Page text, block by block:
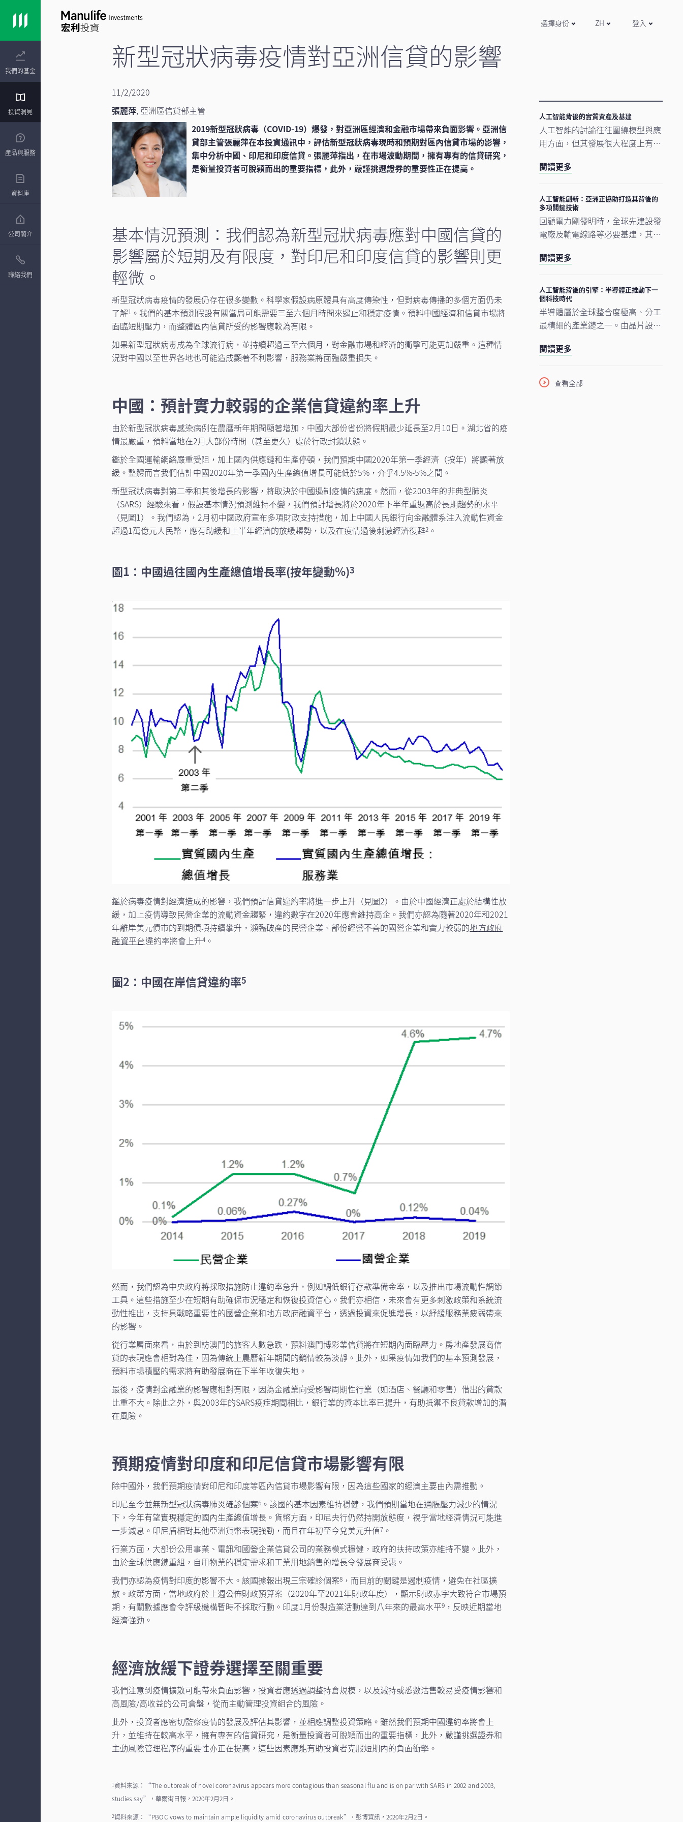
我們的基金
投資洞見
產品與服務
資料庫
公司簡介
聯絡我們
選擇身份 ZH 登入
新型冠狀病毒疫情對亞洲信貸的影響
11/2/2020
張麗萍, 亞洲區信貸部主管
2019新型冠狀病毒（COVID-19）爆發，對亞洲區經濟和金融市場帶來負面影響。亞洲信
貸部主管張麗萍在本投資通訊中，評估新型冠狀病毒現時和預期對區內信貸市場的影響，
集中分析中國、印尼和印度信貸。張麗萍指出，在市場波動期間，擁有專有的信貸研究，
是衡量投資者可脫穎而出的重要指標，此外，嚴謹挑選證券的重要性正在提高。
基本情況預測：我們認為新型冠狀病毒應對中國信貸的
影響屬於短期及有限度，對印尼和印度信貸的影響則更
輕微。
新型冠狀病毒疫情的發展仍存在很多變數。科學家假設病原體具有高度傳染性，但對病毒傳播的多個方面仍未
了解1 。我們的基本預測假設有關當局可能需要三至六個月時間來遏止和穩定疫情。預料中國經濟和信貸市場將
面臨短期壓力，而整體區內信貸所受的影響應較為有限。
如果新型冠狀病毒成為全球流行病，並持續超過三至六個月，對金融市場和經濟的衝擊可能更加嚴重。這種情
況對中國以至世界各地也可能造成顯著不利影響，服務業將面臨嚴重損失。
中國：預計實力較弱的企業信貸違約率上升
由於新型冠狀病毒感染病例在農曆新年期間顯著增加，中國大部份省份將假期最少延長至2月10日。湖北省的疫
情最嚴重，預料當地在2月大部份時間（甚至更久）處於行政封鎖狀態。
鑑於全國運輸網絡嚴重受阻，加上國內供應鏈和生產停頓，我們預期中國2020年第一季經濟（按年）將顯著放
緩。整體而言我們估計中國2020年第一季國內生產總值增長可能低於5%，介乎4.5%-5%之間。
新型冠狀病毒對第二季和其後增長的影響，將取決於中國遏制疫情的速度。然而，從2003年的非典型肺炎
（SARS）經驗來看，假設基本情況預測維持不變，我們預計增長將於2020年下半年重返高於長期趨勢的水平
（見圖1）。我們認為，2月初中國政府宣布多項財政支持措施，加上中國人民銀行向金融體系注入流動性資金
超過1萬億元人民幣，應有助緩和上半年經濟的放緩趨勢，以及在疫情過後刺激經濟復甦2 。
人工智能背後的實質資產及基建
人工智能的討論往往圍繞模型與應
用方面，但其發展很大程度上有賴
及原材料等實質資產構成支撐人工
因素重塑投資格局，實質資產逐漸
成為推動人工智能建設的支柱。
閱讀更多
人工智能創新：亞洲正協助打造其背後的
多項關鍵技術
回顧電力剛發明時，全球先建設發
電廠及輸電線路等必要基建，其後
發展正經歷類似過程。現時企業對
資，正為人工智能應用在未來數年
逐步擴展奠下基礎。在我們看來，
市場討論焦點正愈來愈由「人工智
能採用能否延續」轉向「支撐人工
建」。在這個發展進程中，亞洲看
閱讀更多
人工智能背後的引擎：半導體正推動下一
個科技時代
半導體屬於全球整合度極高、分工
最精細的產業鏈之一。由晶片設
化，單是一枚智能手機晶片的生產
國家，為企業、消費者及投資者帶
來龐大機遇。隨着半導體愈來愈成
閱讀更多
查看全部
圖1：中國過往國內生產總值增長率(按年變動%)3
鑑於病毒疫情對經濟造成的影響，我們預計信貸違約率將進一步上升（見圖2）。由於中國經濟正處於結構性放
緩，加上疫情導致民營企業的流動資金趨緊，違約數字在2020年應會維持高企。我們亦認為隨著2020年和2021
年離岸美元債市的到期債項持續攀升，瀕臨破產的民營企業、部份經營不善的國營企業和實力較弱的地方政府
融資平台違約率將會上升4。
圖2：中國在岸信貸違約率5
然而，我們認為中央政府將採取措施防止違約率急升，例如調低銀行存款準備金率，以及推出市場流動性調節
工具。這些措施至少在短期有助確保市況穩定和恢復投資信心。我們亦相信，未來會有更多刺激政策和系統流
動性推出，支持具戰略重要性的國營企業和地方政府融資平台，透過投資來促進增長，以紓緩服務業疲弱帶來
的影響。
從行業層面來看，由於到訪澳門的旅客人數急跌，預料澳門博彩業信貸將在短期內面臨壓力。房地產發展商信
貸的表現應會相對為佳，因為傳統上農曆新年期間的銷情較為淡靜。此外，如果疫情如我們的基本預測發展，
預料市場積壓的需求將有助發展商在下半年收復失地。
最後，疫情對金融業的影響應相對有限，因為金融業向受影響周期性行業（如酒店、餐廳和零售）借出的貸款
比重不大。除此之外，與2003年的SARS疫症期間相比，銀行業的資本比率已提升，有助抵禦不良貸款增加的潛
在風險。
預期疫情對印度和印尼信貸市場影響有限
除中國外，我們預期疫情對印尼和印度等區內信貸市場影響有限，因為這些國家的經濟主要由內需推動。
印尼至今並無新型冠狀病毒肺炎確診個案6 。該國的基本因素維持穩健，我們預期當地在通脹壓力減少的情況
下，今年有望實現穩定的國內生產總值增長。貨幣方面，印尼央行仍然持開放態度，視乎當地經濟情況可能進
一步減息。印尼盾相對其他亞洲貨幣表現強勁，而且在年初至今兌美元升值7 。
行業方面，大部份公用事業、電訊和國營企業信貸公司的業務模式穩健，政府的扶持政策亦維持不變。此外，
由於全球供應鏈重組，自用物業的穩定需求和工業用地銷售的增長令發展商受惠。
我們亦認為疫情對印度的影響不大。該國據報出現三宗確診個案8 ，而目前的關鍵是遏制疫情，避免在社區擴
散。政策方面，當地政府於上週公佈財政預算案（2020年至2021年財政年度），顯示財政赤字大致符合市場預
期，有關數據應會令評級機構暫時不採取行動。印度1月份製造業活動達到八年來的最高水平9 ，反映近期當地
經濟強勁。
經濟放緩下證券選擇至關重要
我們注意到疫情擴散可能帶來負面影響，投資者應透過調整持倉規模，以及減持或悉數沽售較易受疫情影響和
高風險/高收益的公司倉盤，從而主動管理投資組合的風險。
此外，投資者應密切監察疫情的發展及評估其影響，並相應調整投資策略。雖然我們預期中國違約率將會上
升，並維持在較高水平，擁有專有的信貸研究，是衡量投資者可脫穎而出的重要指標，此外，嚴謹挑選證券和
主動風險管理程序的重要性亦正在提高，這些因素應能有助投資者克服短期內的負面衝擊。
1資料來源：
“The outbreak of novel coronavirus appears more contagious than seasonal flu and is on par with SARS in 2002 and 2003,
studies say”
，華爾街日報，2020年2月2日。
2資料來源： “PBOC vows to maintain ample liquidity amid coronavirus outbreak” ，彭博資訊，2020年2月2日。